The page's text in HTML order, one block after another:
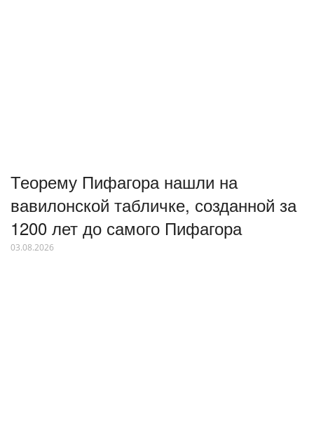
Теорему Пифагора нашли на
вавилонской табличке, созданной за
1200 лет до самого Пифагора
03.08.2026